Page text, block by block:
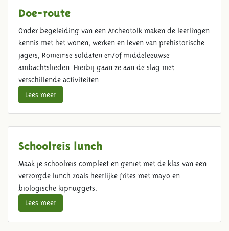
Doe-route
Onder begeleiding van een Archeotolk maken de leerlingen
kennis met het wonen, werken en leven van prehistorische
jagers, Romeinse soldaten en/of middeleeuwse
ambachtslieden. Hierbij gaan ze aan de slag met
verschillende activiteiten.
Lees meer
Schoolreis lunch
Maak je schoolreis compleet en geniet met de klas van een
verzorgde lunch zoals heerlijke frites met mayo en
biologische kipnuggets.
Lees meer